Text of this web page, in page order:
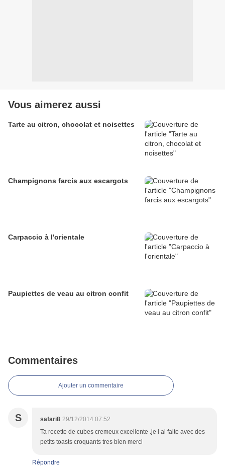
Vous aimerez aussi
Tarte au citron, chocolat et noisettes
Champignons farcis aux escargots
Carpaccio à l'orientale
Paupiettes de veau au citron confit
Commentaires
Ajouter un commentaire
S safari8 29/12/2014 07:52
Ta recette de cubes cremeux excellente .je l ai faite avec des
petits toasts croquants tres bien merci
Répondre